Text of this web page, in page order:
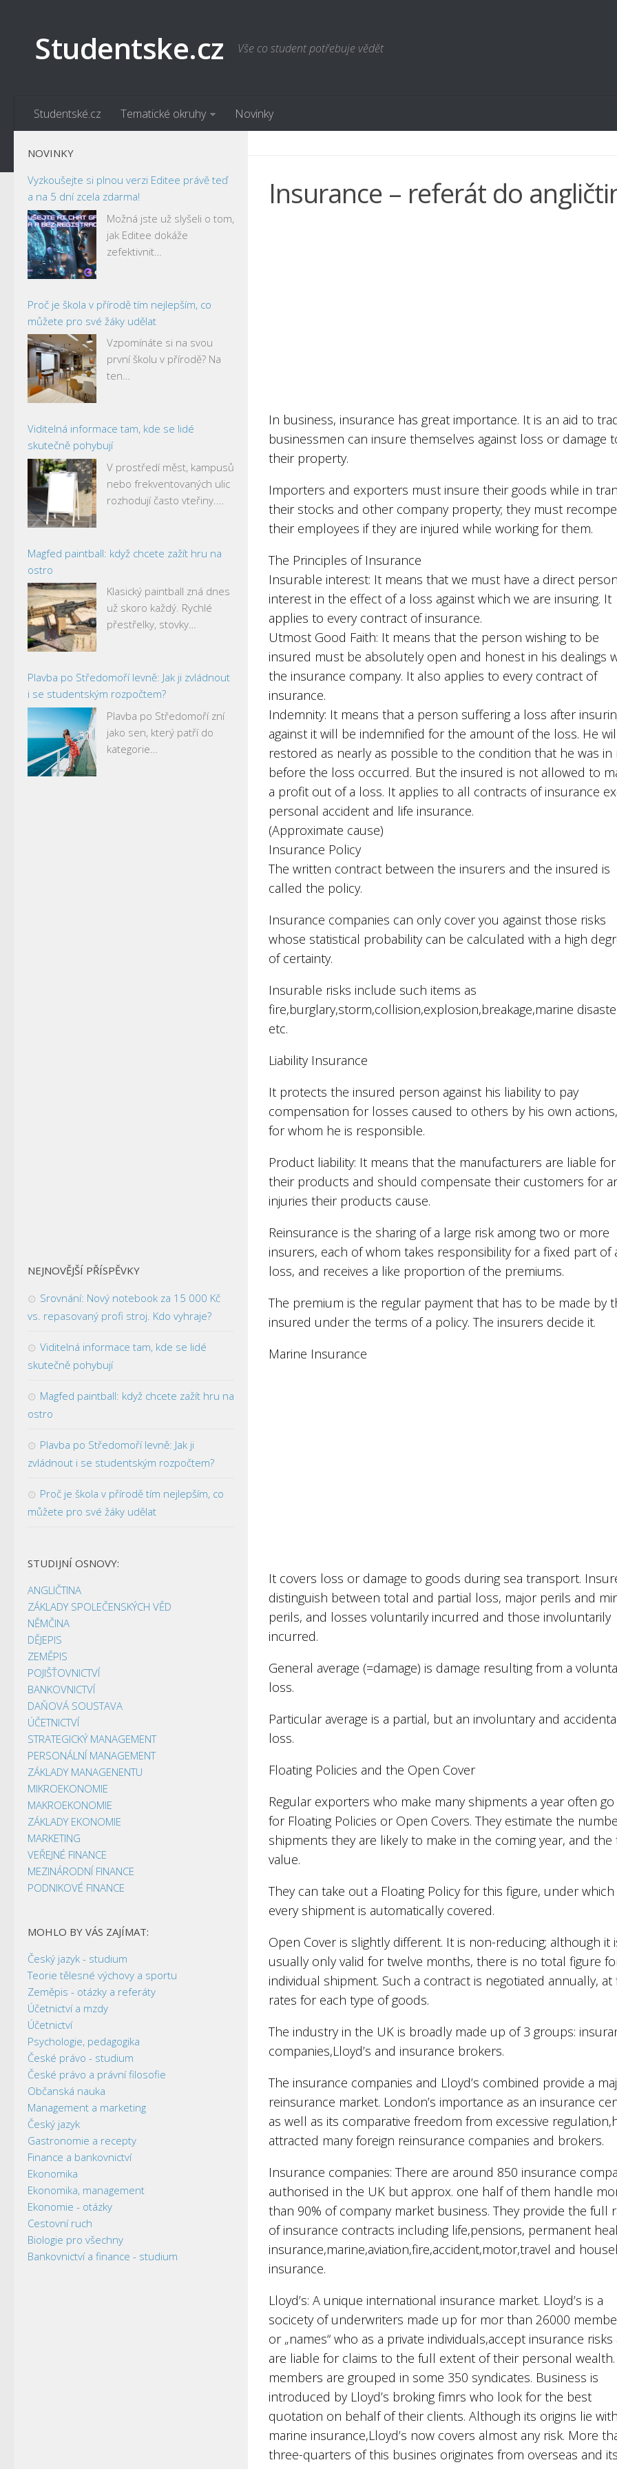
Studentske.cz Vše co student potřebuje vědět
Studentské.cz Tematické okruhy Novinky
Insurance – referát do
In business, insurance has great importance. It is an aid to
businessmen can insure themselves against loss or damage
their property.
Importers and exporters must insure their goods while in
their stocks and other company property; they must
their employees if they are injured while working for them.
The Principles of Insurance
Insurable interest: It means that we must have a direct
interest in the effect of a loss against which we are insuring. It
applies to every contract of insurance.
Utmost Good Faith: It means that the person wishing to be
insured must be absolutely open and honest in his dealings
the insurance company. It also applies to every contract of
insurance.
Indemnity: It means that a person suffering a loss after
against it will be indemnified for the amount of the loss. He
restored as nearly as possible to the condition that he was in
before the loss occurred. But the insured is not allowed to
a profit out of a loss. It applies to all contracts of insurance
personal accident and life insurance.
(Approximate cause)
Insurance Policy
The written contract between the insurers and the insured is
called the policy.
Insurance companies can only cover you against those risks
whose statistical probability can be calculated with a high
of certainty.
Insurable risks include such items as
fire,burglary,storm,collision,explosion,breakage,marine
etc.
Liability Insurance
It protects the insured person against his liability to pay
compensation for losses caused to others by his own
for whom he is responsible.
Product liability: It means that the manufacturers are liable for
their products and should compensate their customers for
injuries their products cause.
Reinsurance is the sharing of a large risk among two or more
insurers, each of whom takes responsibility for a fixed part of
loss, and receives a like proportion of the premiums.
The premium is the regular payment that has to be made by
insured under the terms of a policy. The insurers decide it.
Marine Insurance
It covers loss or damage to goods during sea transport.
distinguish between total and partial loss, major perils and
perils, and losses voluntarily incurred and those involuntarily
incurred.
General average (=damage) is damage resulting from a
loss.
Particular average is a partial, but an involuntary and
loss.
Floating Policies and the Open Cover
Regular exporters who make many shipments a year often go
for Floating Policies or Open Covers. They estimate the
shipments they are likely to make in the coming year, and the
value.
They can take out a Floating Policy for this figure, under which
every shipment is automatically covered.
Open Cover is slightly different. It is non-reducing; although it
usually only valid for twelve months, there is no total figure
individual shipment. Such a contract is negotiated annually, at
rates for each type of goods.
The industry in the UK is broadly made up of 3 groups:
companies,Lloyd’s and insurance brokers.
The insurance companies and Lloyd’s combined provide a
reinsurance market. London’s importance as an insurance
as well as its comparative freedom from excessive
attracted many foreign reinsurance companies and brokers.
Insurance companies: There are around 850 insurance
authorised in the UK but approx. one half of them handle
than 90% of company market business. They provide the full
of insurance contracts including life,pensions, permanent
insurance,marine,aviation,fire,accident,motor,travel and
insurance.
Lloyd’s: A unique international insurance market. Lloyd’s is a
socicety of underwriters made up for mor than 26000
or „names“ who as a private individuals,accept insurance risks
are liable for claims to the full extent of their personal wealth.
members are grouped in some 350 syndicates. Business is
introduced by Lloyd’s broking fimrs who look for the best
quotation on behalf of their clients. Although its origins lie with
marine insurance,Lloyd’s now covers almost any risk. More
three-quarters of this busines originates from overseas and its
NOVINKY
Vyzkoušejte si plnou verzi Editee právě teď
a na 5 dní zcela zdarma!
Možná jste už slyšeli o tom,
jak Editee dokáže
zefektivnit…
Proč je škola v přírodě tím nejlepším, co
můžete pro své žáky udělat
Vzpomínáte si na svou
první školu v přírodě? Na
ten…
Viditelná informace tam, kde se lidé
skutečně pohybují
V prostředí měst, kampusů
nebo frekventovaných ulic
rozhodují často vteřiny.…
Magfed paintball: když chcete zažít hru na
ostro
Klasický paintball zná dnes
už skoro každý. Rychlé
přestřelky, stovky…
Plavba po Středomoří levně: Jak ji zvládnout
i se studentským rozpočtem?
Plavba po Středomoří zní
jako sen, který patří do
kategorie…
NEJNOVĚJŠÍ PŘÍSPĚVKY
Srovnání: Nový notebook za 15 000 Kč
vs. repasovaný profi stroj. Kdo vyhraje?
Viditelná informace tam, kde se lidé
skutečně pohybují
Magfed paintball: když chcete zažít hru na
ostro
Plavba po Středomoří levně: Jak ji
zvládnout i se studentským rozpočtem?
Proč je škola v přírodě tím nejlepším, co
můžete pro své žáky udělat
STUDIJNÍ OSNOVY:
ANGLIČTINA
ZÁKLADY SPOLEČENSKÝCH VĚD
NĚMČINA
DĚJEPIS
ZEMĚPIS
POJIŠŤOVNICTVÍ
BANKOVNICTVÍ
DAŇOVÁ SOUSTAVA
ÚČETNICTVÍ
STRATEGICKÝ MANAGEMENT
PERSONÁLNÍ MANAGEMENT
ZÁKLADY MANAGENENTU
MIKROEKONOMIE
MAKROEKONOMIE
ZÁKLADY EKONOMIE
MARKETING
VEŘEJNÉ FINANCE
MEZINÁRODNÍ FINANCE
PODNIKOVÉ FINANCE
MOHLO BY VÁS ZAJÍMAT:
Český jazyk - studium
Teorie tělesné výchovy a sportu
Zeměpis - otázky a referáty
Účetnictví a mzdy
Účetnictví
Psychologie, pedagogika
České právo - studium
České právo a právní filosofie
Občanská nauka
Management a marketing
Český jazyk
Gastronomie a recepty
Finance a bankovnictví
Ekonomika
Ekonomika, management
Ekonomie - otázky
Cestovní ruch
Biologie pro všechny
Bankovnictví a finance - studium